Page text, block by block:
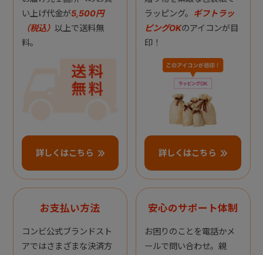
い上げ代金が5,500円
（税込） 以上で送料無
料。
詳しくはこちら
ラッピング。 ギフトラッ
ピングOKのアイコンが目
印！
詳しくはこちら
お支払い方法
コンビ公式ブランドスト
アではさまざまな決済方
安心のサポート体制
お困りのことを電話かメ
ールで問い合わせ。親